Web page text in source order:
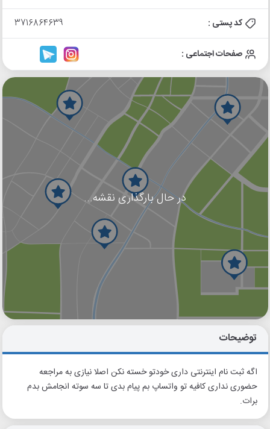
کد پستی : 3716864639
صفحات اجتماعی :
در حال بارگذاری نقشه...
گوگل
توضیحات
اگه ثبت نام اینترنتی داری خودتو خسته نکن اصلا نیازی به مراجعه
حضوری نداری کافیه تو واتساپ بم پیام بدی تا سه سوته انجامش بدم
برات.